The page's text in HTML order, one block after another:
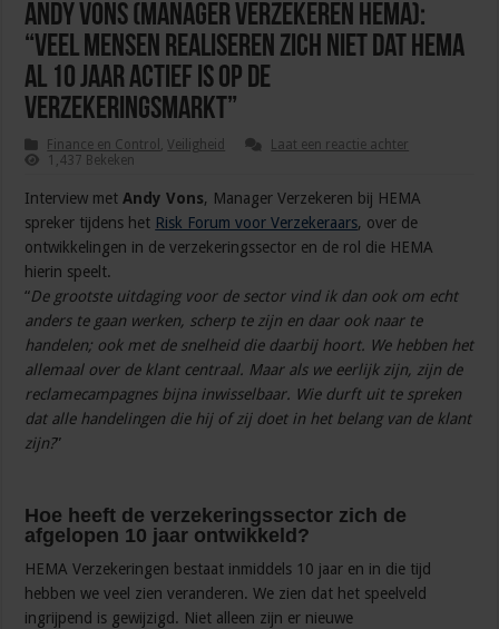
Andy Vons (Manager Verzekeren HEMA):
“Veel mensen realiseren zich niet dat HEMA
al 10 jaar actief is op de
verzekeringsmarkt”
Finance en Control ,Veiligheid
Laat een reactie achter
1,437 Bekeken
Interview metAndy Vons, Manager Verzekeren bij HEMA
spreker tijdens het Risk Forum voor Verzekeraars, over de
ontwikkelingen in de verzekeringssector en de rol die HEMA
hierin speelt.
“De grootste uitdaging voor de sector vind ik dan ook om echt
anders te gaan werken, scherp te zijn en daar ook naar te
handelen; ook met de snelheid die daarbij hoort. We hebben het
allemaal over de klant centraal. Maar als we eerlijk zijn, zijn de
reclamecampagnes bijna inwisselbaar. Wie durft uit te spreken
dat alle handelingen die hij of zij doet in het belang van de klant
zijn?”
Hoe heeft de verzekeringssector zich de
afgelopen 10 jaar ontwikkeld?
HEMA Verzekeringen bestaat inmiddels 10 jaar en in die tijd
hebben we veel zien veranderen. We zien dat het speelveld
ingrijpend is gewijzigd. Niet alleen zijn er nieuwe